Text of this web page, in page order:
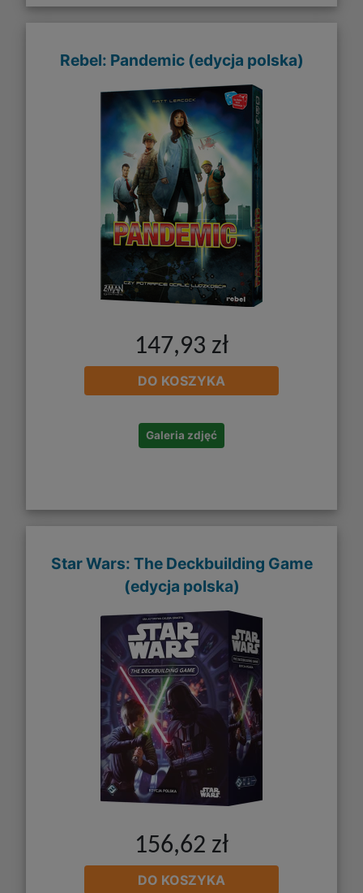
Rebel: Pandemic (edycja polska)
147,93 zł
DO KOSZYKA
Galeria zdjęć
Star Wars: The Deckbuilding Game
(edycja polska)
156,62 zł
DO KOSZYKA